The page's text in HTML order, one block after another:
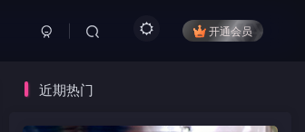
开通会员
近期热门